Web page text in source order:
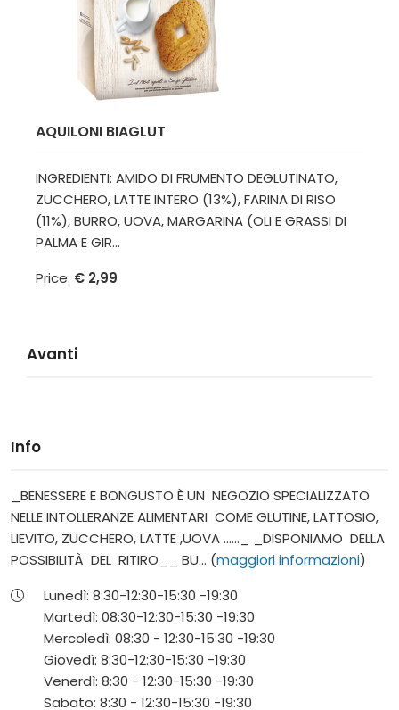
AQUILONI BIAGLUT
INGREDIENTI: AMIDO DI FRUMENTO DEGLUTINATO,
ZUCCHERO, LATTE INTERO (13%), FARINA DI RISO
(11%), BURRO, UOVA, MARGARINA (OLI E GRASSI DI
PALMA E GIR...
Price: € 2,99
Avanti
Info
_BENESSERE E BONGUSTO È UN NEGOZIO SPECIALIZZATO
NELLE INTOLLERANZE ALIMENTARI COME GLUTINE, LATTOSIO,
LIEVITO, ZUCCHERO, LATTE ,UOVA ......_ _DISPONIAMO DELLA
POSSIBILITÀ DEL RITIRO__ BU... (maggiori informazioni)
Lunedì:8:30-12:30-15:30 -19:30
Martedì:08:30-12:30-15:30 -19:30
Mercoledì:08:30 - 12:30-15:30 -19:30
Giovedì:8:30-12:30-15:30 -19:30
Venerdì:8:30 - 12:30-15:30 -19:30
Sabato:8:30 - 12:30-15:30 -19:30